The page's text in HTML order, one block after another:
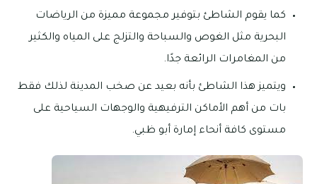
كما يقوم الشاطئ بتوفير مجموعة مميزة من الرياضات
البحرية مثل الغوص والسباحة والتزلج على المياه والكثير
من المغامرات الرائعة جدًا.
ويتميز هذا الشاطئ بأنه بعيد عن صخب المدينة لذلك فقط
بات من أهم الأماكن الترفيهية والوجهات السياحية على
مستوى كافة أنحاء إمارة أبو ظبي.